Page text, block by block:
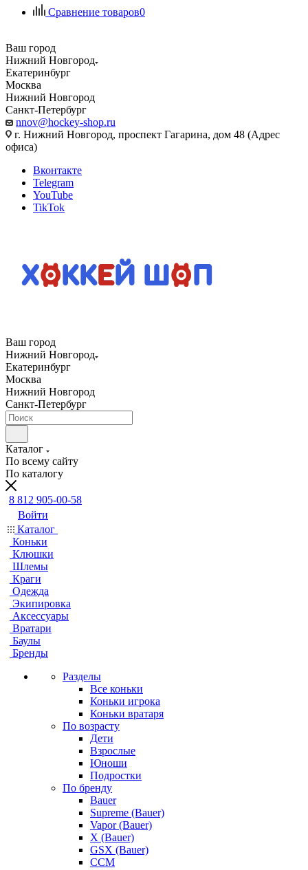
Сравнение товаров0
Ваш город
Нижний Новгород
Екатеринбург
Москва
Нижний Новгород
Санкт-Петербург
nnov@hockey-shop.ru
г. Нижний Новгород, проспект Гагарина, дом 48 (Адрес
офиса)
Вконтакте
Telegram
YouTube
TikTok
Ваш город
Нижний Новгород
Екатеринбург
Москва
Нижний Новгород
Санкт-Петербург
Каталог
По всему сайту
По каталогу
8 812 905-00-58
Войти
Каталог
Коньки
Клюшки
Шлемы
Краги
Одежда
Экипировка
Аксессуары
Вратари
Баулы
Бренды
Разделы
Все коньки
Коньки игрока
Коньки вратаря
По возрасту
Дети
Взрослые
Юноши
Подростки
По бренду
Bauer
Supreme (Bauer)
Vapor (Bauer)
X (Bauer)
GSX (Bauer)
CCM